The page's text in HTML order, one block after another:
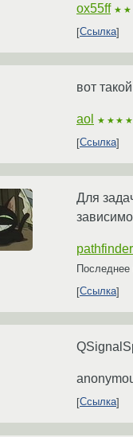
ox55ff
Ссылка
вот
aol
Ссылка
Для
pathfinder
Последнее
Ссылка
Ссылка